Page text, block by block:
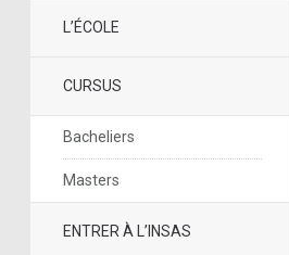
L’ÉCOLE
CURSUS
Bacheliers
Masters
ENTRER À L’INSAS